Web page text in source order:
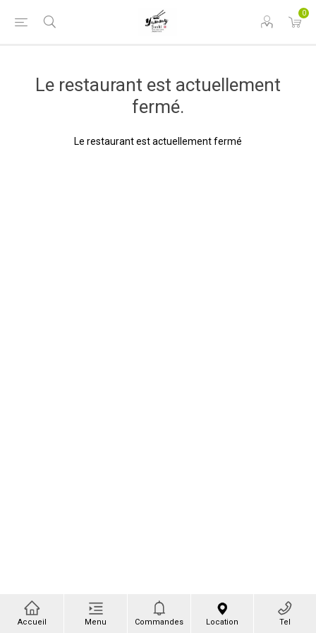
0
Le restaurant est actuellement
fermé.
Le restaurant est actuellement fermé
Accueil Menu Commandes Location Tel